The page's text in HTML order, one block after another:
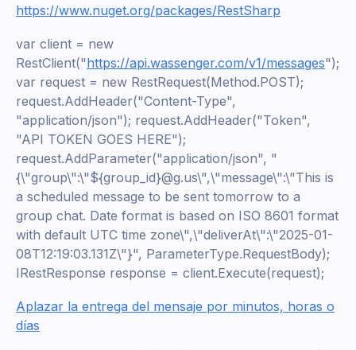
https://www.nuget.org/packages/RestSharp
var client = new
RestClient("https://api.wassenger.com/v1/messages");
var request = new RestRequest(Method.POST);
request.AddHeader("Content-Type",
"application/json"); request.AddHeader("Token",
"API TOKEN GOES HERE");
request.AddParameter("application/json", "
{\"group\":\"${group_id}@g.us\",\"message\":\"This is
a scheduled message to be sent tomorrow to a
group chat. Date format is based on ISO 8601 format
with default UTC time zone\",\"deliverAt\":\"2025-01-
08T12:19:03.131Z\"}", ParameterType.RequestBody);
IRestResponse response = client.Execute(request);
Aplazar la entrega del mensaje por minutos, horas o
días